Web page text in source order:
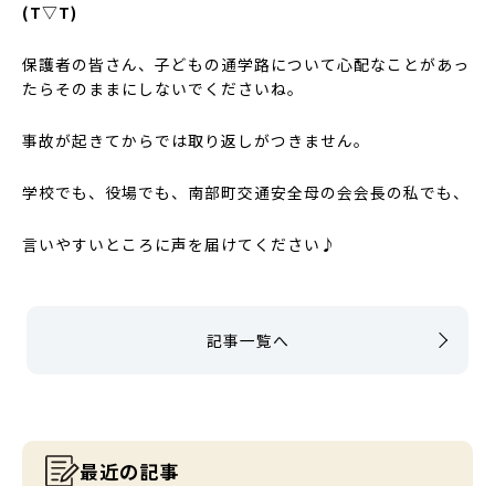
(T▽T)
保護者の皆さん、子どもの通学路について心配なことがあっ
たらそのままにしないでくださいね。
事故が起きてからでは取り返しがつきません。
学校でも、役場でも、南部町交通安全母の会会長の私でも、
言いやすいところに声を届けてください♪
記事一覧へ
最近の記事